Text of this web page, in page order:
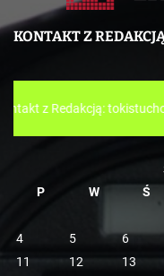
e
i
e
KONTAKT Z
P
W Ś
4
5 6
11
12 13